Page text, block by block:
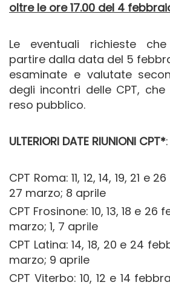
oltre le ore 17.00 del 4
Le eventuali richieste
partire dalla data del 5
esaminate e valutate
degli incontri delle CPT,
reso pubblico.
ULTERIORI DATE RIUNIONI CPT*:
CPT Roma: 11, 12, 14, 19, 21 e
27 marzo; 8 aprile
CPT Frosinone: 10, 13, 18 e 26
marzo; 1, 7 aprile
CPT Latina: 14, 18, 20 e 24
marzo; 9 aprile
CPT Viterbo: 10, 12 e 14